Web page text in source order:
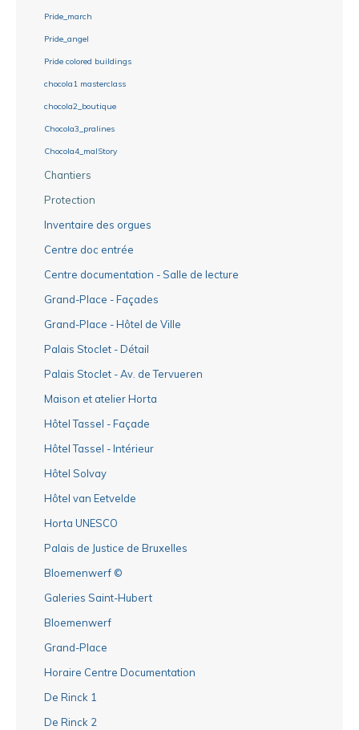
Pride_march
Pride_angel
Pride colored buildings
chocola1 masterclass
chocola2_boutique
Chocola3_pralines
Chocola4_malStory
Chantiers
Protection
Inventaire des orgues
Centre doc entrée
Centre documentation - Salle de lecture
Grand-Place - Façades
Grand-Place - Hôtel de Ville
Palais Stoclet - Détail
Palais Stoclet - Av. de Tervueren
Maison et atelier Horta
Hôtel Tassel - Façade
Hôtel Tassel - Intérieur
Hôtel Solvay
Hôtel van Eetvelde
Horta UNESCO
Palais de Justice de Bruxelles
Bloemenwerf ©
Galeries Saint-Hubert
Bloemenwerf
Grand-Place
Horaire Centre Documentation
De Rinck 1
De Rinck 2